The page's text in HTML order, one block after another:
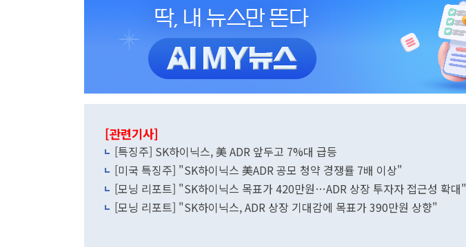
[관련기사]
[특징주] SK하이닉스, 美 ADR 앞두고 7%대 급등
[미국 특징주] "SK하이닉스 美ADR 공모 청약 경쟁률 7배 이상"
[모닝 리포트] "SK하이닉스 목표가 420만원…ADR 상장 투자자 접근성 확대"
[모닝 리포트] "SK하이닉스, ADR 상장 기대감에 목표가 390만원 상향"